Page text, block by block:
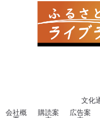
文化
会社概
購読案
広告案